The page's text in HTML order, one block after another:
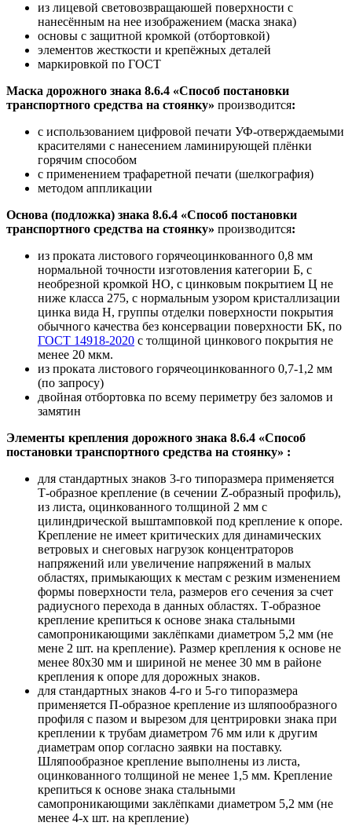
из лицевой световозвращаюшей поверхности с
нанесённым на нее изображением (маска знака)
основы с защитной кромкой (отбортовкой)
элементов жесткости и крепёжных деталей
маркировкой по ГОСТ
Маска дорожного знака 8.6.4 «Способ постановки
транспортного средства на стоянку» производится:
с использованием цифровой печати УФ-отверждаемыми
красителями с нанесением ламинирующей плёнки
горячим способом
с применением трафаретной печати (шелкография)
методом аппликации
Основа (подложка) знака 8.6.4 «Способ постановки
транспортного средства на стоянку» производится:
из проката листового горячеоцинкованного 0,8 мм
нормальной точности изготовления категории Б, с
необрезной кромкой НО, с цинковым покрытием Ц не
ниже класса 275, с нормальным узором кристаллизации
цинка вида Н, группы отделки поверхности покрытия
обычного качества без консервации поверхности БК, по
ГОСТ 14918-2020 с толщиной цинкового покрытия не
менее 20 мкм.
из проката листового горячеоцинкованного 0,7-1,2 мм
(по запросу)
двойная отбортовка по всему периметру без заломов и
замятин
Элементы крепления дорожного знака 8.6.4 «Способ
постановки транспортного средства на стоянку» :
для стандартных знаков 3-го типоразмера применяется
Т-образное крепление (в сечении Z-образный профиль),
из листа, оцинкованного толщиной 2 мм с
цилиндрической выштамповкой под крепление к опоре.
Крепление не имеет критических для динамических
ветровых и снеговых нагрузок концентраторов
напряжений или увеличение напряжений в малых
областях, примыкающих к местам с резким изменением
формы поверхности тела, размеров его сечения за счет
радиусного перехода в данных областях. Т-образное
крепление крепиться к основе знака стальными
самопроникающими заклёпками диаметром 5,2 мм (не
мене 2 шт. на крепление). Размер крепления к основе не
менее 80х30 мм и шириной не менее 30 мм в районе
крепления к опоре для дорожных знаков.
для стандартных знаков 4-го и 5-го типоразмера
применяется П-образное крепление из шляпообразного
профиля с пазом и вырезом для центрировки знака при
креплении к трубам диаметром 76 мм или к другим
диаметрам опор согласно заявки на поставку.
Шляпообразное крепление выполнены из листа,
оцинкованного толщиной не менее 1,5 мм. Крепление
крепиться к основе знака стальными
самопроникающими заклёпками диаметром 5,2 мм (не
менее 4-х шт. на крепление)